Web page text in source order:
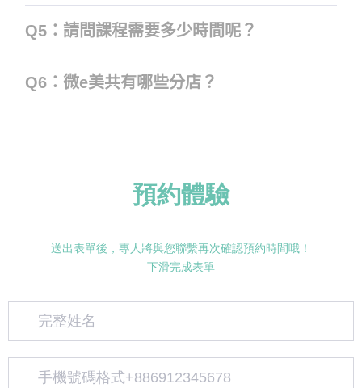
Q5：請問課程需要多少時間呢？
Q6：微e美共有哪些分店？
預約體驗
送出表單後，專人將與您聯繫再次確認預約時間哦！
下滑完成表單